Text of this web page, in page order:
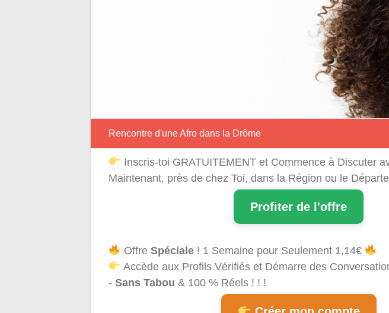
Rencontre d'une Afro dans la Drôme
Inscris-toi GRATUITEMENT et Commence à Discuter
Maintenant, près de chez Toi, dans la Région ou le
Profiter de l'offre
Offre Spéciale! 1 Semaine pour Seulement 1,14€
Accède aux Profils Vérifiés et Démarre des
- Sans Tabou & 100 % Réels ! ! !